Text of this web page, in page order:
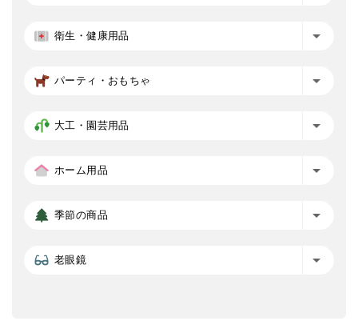
衛生・健康用品
パーティ・おもちゃ
大工・園芸用品
ホーム用品
季節の商品
老眼鏡